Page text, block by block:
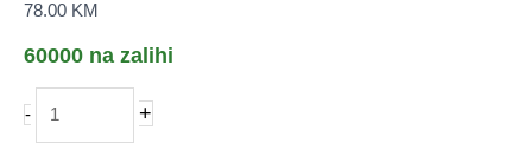
78.00 KM
60000 na zalihi
-
Power
+